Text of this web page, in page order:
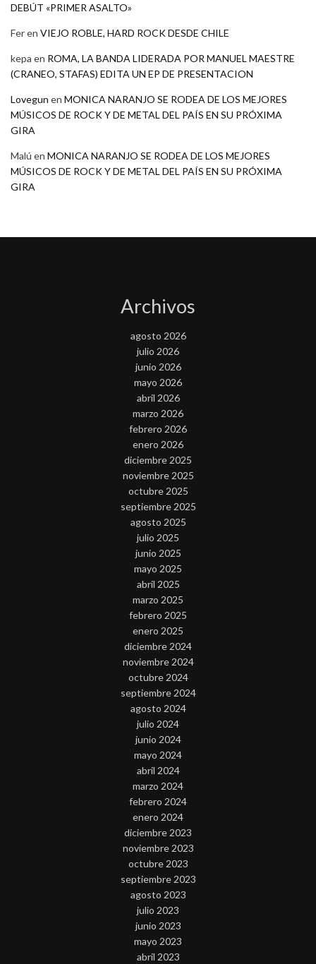
DEBÚT «PRIMER ASALTO»
Feren VIEJO ROBLE, HARD ROCK DESDE CHILE
kepa en ROMA, LA BANDA LIDERADA POR MANUEL MAESTRE
(CRANEO, STAFAS) EDITA UN EP DE PRESENTACION
Lovegun en MONICA NARANJO SE RODEA DE LOS MEJORES
MÚSICOS DE ROCK Y DE METAL DEL PAÍS EN SU PRÓXIMA
GIRA
Malú en MONICA NARANJO SE RODEA DE LOS MEJORES
MÚSICOS DE ROCK Y DE METAL DEL PAÍS EN SU PRÓXIMA
GIRA
Archivos
agosto 2026
julio 2026
junio 2026
mayo 2026
abril 2026
marzo 2026
febrero 2026
enero 2026
diciembre 2025
noviembre 2025
octubre 2025
septiembre 2025
agosto 2025
julio 2025
junio 2025
mayo 2025
abril 2025
marzo 2025
febrero 2025
enero 2025
diciembre 2024
noviembre 2024
octubre 2024
septiembre 2024
agosto 2024
julio 2024
junio 2024
mayo 2024
abril 2024
marzo 2024
febrero 2024
enero 2024
diciembre 2023
noviembre 2023
octubre 2023
septiembre 2023
agosto 2023
julio 2023
junio 2023
mayo 2023
abril 2023